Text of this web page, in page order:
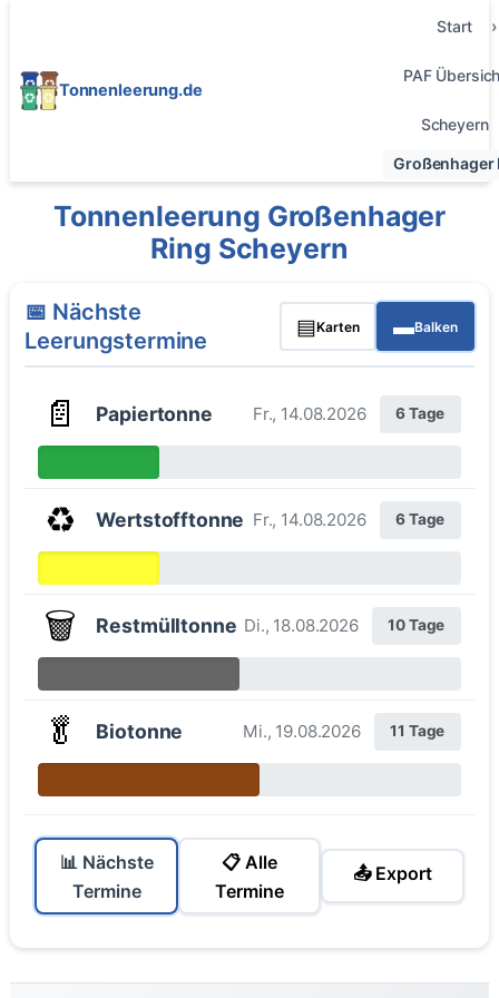
Tonnenleerung.de
Start
PAF
Scheyern
Großenhager
Tonnenleerung Großenhager
Ring Scheyern
📅 Nächste
Leerungstermine
▤Karten ▬Balken
📄 Papiertonne Fr., 14.08.2026 6 Tage
♻️ Wertstofftonne Fr., 14.08.2026 6 Tage
🗑️ Restmülltonne Di., 18.08.2026 10 Tage
🥬 Biotonne Mi., 19.08.2026 11 Tage
📊 Nächste
Termine
📋 Alle
Termine
📤 Export